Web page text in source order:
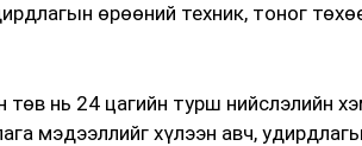
өрөөний техник, тоног
нь 24 цагийн турш нийслэлийн
мэдээллийг хүлээн авч,